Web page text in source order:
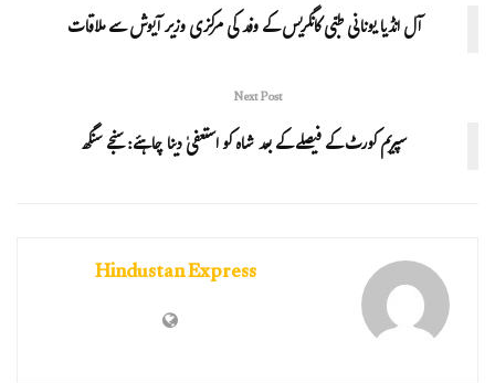
آل انڈیا یونانی طبّی کانگریس کے وفد کی مرکزی وزیر آیوش سے ملاقات
Next Post
سپریم کورٹ کے فیصلے کے بعد شاہ کو استعفیٰ دینا چاہئے: سنجے سنگھ
Hindustan Express